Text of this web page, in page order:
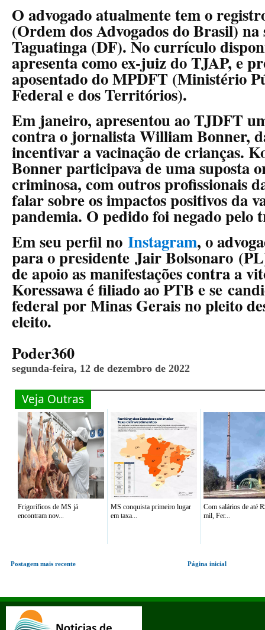
O advogado atualmente tem o
(Ordem dos Advogados do Brasil) na
Taguatinga (DF). No currículo
apresenta como ex-juiz do TJAP, e
aposentado do MPDFT (Ministério
Federal e dos Territórios).
Em janeiro, apresentou ao TJDFT
contra o jornalista William Bonner,
incentivar a vacinação de crianças.
Bonner participava de uma suposta
criminosa, com outros profissionais
falar sobre os impactos positivos da
pandemia. O pedido foi negado pelo
Em seu perfil no Instagram, o
para o presidente Jair Bolsonaro
de apoio as manifestações contra a
Koressawa é filiado ao PTB e se
federal por Minas Gerais no pleito
eleito.
Poder360
segunda-feira, 12 de dezembro de 2022
Veja Outras
Frigoríficos de MS já
encontram nov...
MS conquista primeiro lugar
em taxa...
Com salários de até
mil, Fer...
Postagem mais recente Página inicial